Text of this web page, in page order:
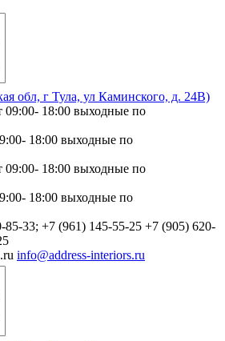
обл, г Тула, ул Каминского, д. 24В)
18:00 выходные по
18:00 выходные по
+7 (905) 620-
info@address-interiors.ru